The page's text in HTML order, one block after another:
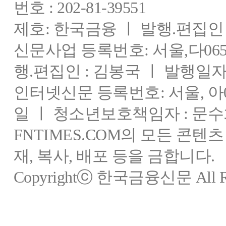
번호 : 202-81-39551
제호: 한국금융 ㅣ 발행.편집
신문사업 등록번호: 서울,다
행.편집인 : 김봉국 ㅣ 발행일
인터넷신문 등록번호: 서울,
일 ㅣ 청소년보호책임자 : 문
FNTIMES.COM의 모든 콘텐
재, 복사, 배포 등을 금합니다.
Copyrightⓒ 한국금융신문 All